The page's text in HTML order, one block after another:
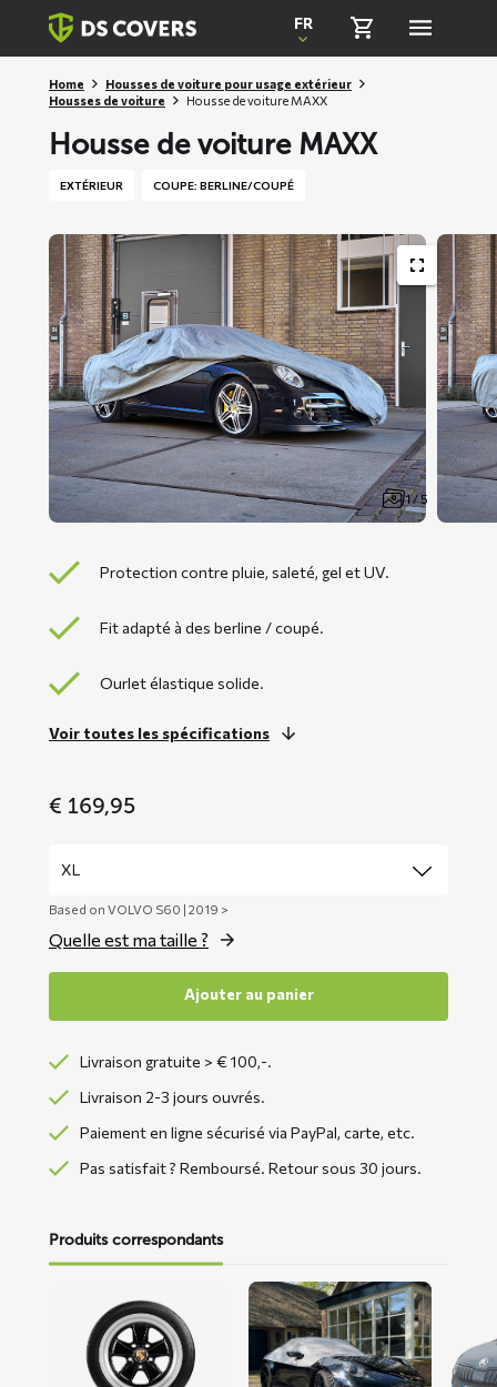
Skiplinks
FR
Home
Housses de voiture pour usage extérieur
Housses de voiture
Housse de voiture MAXX
Housse de voiture MAXX
EXTÉRIEUR COUPE: BERLINE/COUPÉ
1 / 5
Protection contre pluie, saleté, gel et UV.
Fit adapté à des berline / coupé.
Ourlet élastique solide.
Voir toutes les spécifications
€ 169,95
Based on VOLVO S60 | 2019 >
Quelle est ma taille ?
Ajouter au panier
Livraison gratuite > € 100,-.
Livraison 2-3 jours ouvrés.
Paiement en ligne sécurisé via PayPal, carte, etc.
Pas satisfait ? Remboursé. Retour sous 30 jours.
Produits correspondants
En
savoir
plus
sur
plus
sur